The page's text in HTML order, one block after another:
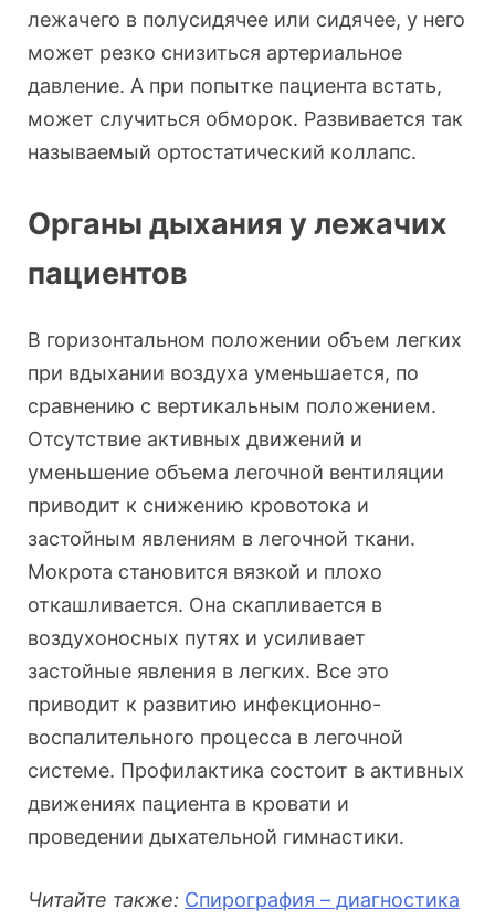
лежачего в полусидячее или сидячее, у него
может резко снизиться артериальное
давление. А при попытке пациента встать,
может случиться обморок. Развивается так
называемый ортостатический коллапс.
Органы дыхания у лежачих
пациентов
В горизонтальном положении объем легких
при вдыхании воздуха уменьшается, по
сравнению с вертикальным положением.
Отсутствие активных движений и
уменьшение объема легочной вентиляции
приводит к снижению кровотока и
застойным явлениям в легочной ткани.
Мокрота становится вязкой и плохо
откашливается. Она скапливается в
воздухоносных путях и усиливает
застойные явления в легких. Все это
приводит к развитию инфекционно-
воспалительного процесса в легочной
системе. Профилактика состоит в активных
движениях пациента в кровати и
проведении дыхательной гимнастики.
Читайте также: Спирография – диагностика